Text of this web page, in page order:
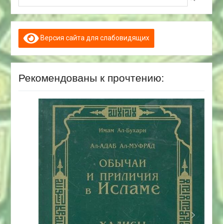
Версия сайта для слабовидящих
Рекомендованы к прочтению: